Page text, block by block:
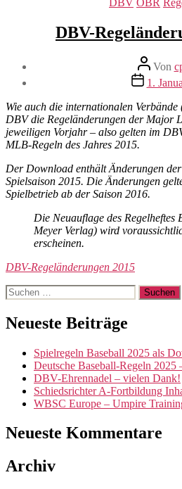
DBV-
Von
1.
Wie auch die internationalen
DBV die Regeländerungen der Major
jeweiligen Vorjahr – also gelten im
MLB-Regeln des Jahres 2015.
Der Download enthält Änderungen
Spielsaison 2015. Die Änderungen
Spielbetrieb ab der Saison 2016.
Die Neuauflage des Regelheftes
Meyer Verlag) wird
erscheinen.
DBV-Regeländerungen 2015
Suchen
nach:
Neueste Beiträge
Spielregeln Baseball 2025 als
Deutsche Baseball-Regeln 2025
DBV-Ehrennadel – vielen Dank!
Schiedsrichter A-Fortbildung
WBSC Europe – Umpire
Neueste Kommentare
Archiv